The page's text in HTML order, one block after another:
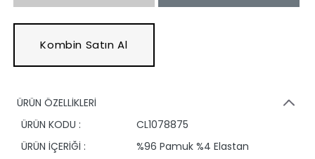
Kombin Satın Al
ÜRÜN ÖZELLİKLERİ
ÜRÜN KODU :
CL1078875
ÜRÜN İÇERİĞİ :
%96 Pamuk %4 Elastan